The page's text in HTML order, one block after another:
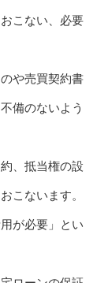
こない、必要
や売買契約書
備のないよう
、抵当権の設
こないます。
が必要」とい